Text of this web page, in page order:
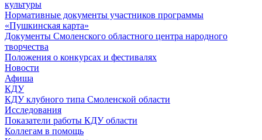
культуры
Нормативные документы участников программы
«Пушкинская карта»
Документы Смоленского областного центра народного
творчества
Положения о конкурсах и фестивалях
Новости
Афиша
КДУ
КДУ клубного типа Смоленской области
Исследования
Показатели работы КДУ области
Коллегам в помощь